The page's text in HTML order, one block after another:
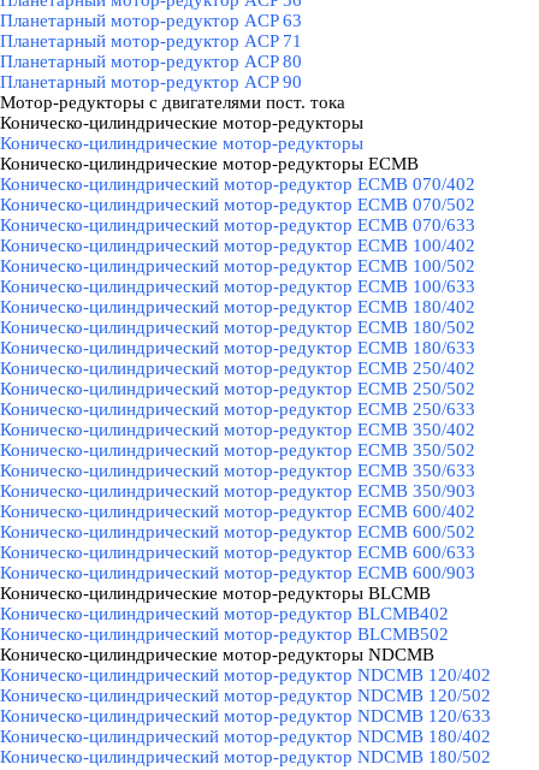
Планетарный мотор-редуктор ACP 63
Планетарный мотор-редуктор ACP 71
Планетарный мотор-редуктор ACP 80
Планетарный мотор-редуктор ACP 90
Мотор-редукторы с двигателями пост. тока
Коническо-цилиндрические мотор-редукторы
Коническо-цилиндрические мотор-редукторы
Коническо-цилиндрические мотор-редукторы ECMB
Коническо-цилиндрический мотор-редуктор ECMB 070/402
Коническо-цилиндрический мотор-редуктор ECMB 070/502
Коническо-цилиндрический мотор-редуктор ECMB 070/633
Коническо-цилиндрический мотор-редуктор ECMB 100/402
Коническо-цилиндрический мотор-редуктор ECMB 100/502
Коническо-цилиндрический мотор-редуктор ECMB 100/633
Коническо-цилиндрический мотор-редуктор ECMB 180/402
Коническо-цилиндрический мотор-редуктор ECMB 180/502
Коническо-цилиндрический мотор-редуктор ECMB 180/633
Коническо-цилиндрический мотор-редуктор ECMB 250/402
Коническо-цилиндрический мотор-редуктор ECMB 250/502
Коническо-цилиндрический мотор-редуктор ECMB 250/633
Коническо-цилиндрический мотор-редуктор ECMB 350/402
Коническо-цилиндрический мотор-редуктор ECMB 350/502
Коническо-цилиндрический мотор-редуктор ECMB 350/633
Коническо-цилиндрический мотор-редуктор ECMB 350/903
Коническо-цилиндрический мотор-редуктор ECMB 600/402
Коническо-цилиндрический мотор-редуктор ECMB 600/502
Коническо-цилиндрический мотор-редуктор ECMB 600/633
Коническо-цилиндрический мотор-редуктор ECMB 600/903
Коническо-цилиндрические мотор-редукторы BLCMB
Коническо-цилиндрический мотор-редуктор BLCMB402
Коническо-цилиндрический мотор-редуктор BLCMB502
Коническо-цилиндрические мотор-редукторы NDCMB
Коническо-цилиндрический мотор-редуктор NDCMB 120/402
Коническо-цилиндрический мотор-редуктор NDCMB 120/502
Коническо-цилиндрический мотор-редуктор NDCMB 120/633
Коническо-цилиндрический мотор-редуктор NDCMB 180/402
Коническо-цилиндрический мотор-редуктор NDCMB 180/502